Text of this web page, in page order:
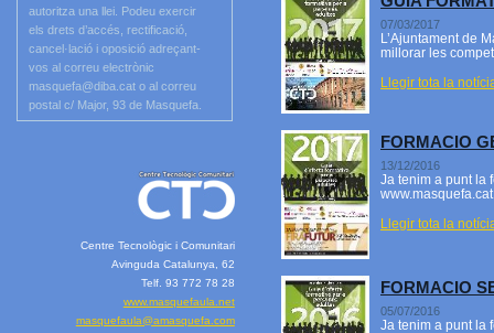
autoritza una llei. Podeu exercir
els drets d’accés, rectificació,
cancel·lació i oposició adreçant-
vos al correu electrònic
masquefa@diba.cat o al correu
postal c/ Major, 93 de Masquefa.
Centre Tecnològic i Comunitari
Avinguda Catalunya, 62
Telf. 93 772 78 28
www.masquefaula.net
masquefaula@amasquefa.com
07/03/2017
L’Ajuntament de
millorar les
Llegir tota la
FORMACIO
13/12/2016
Ja tenim a punt la
Llegir tota la
FORMACIO
05/07/2016
Ja tenim a punt la